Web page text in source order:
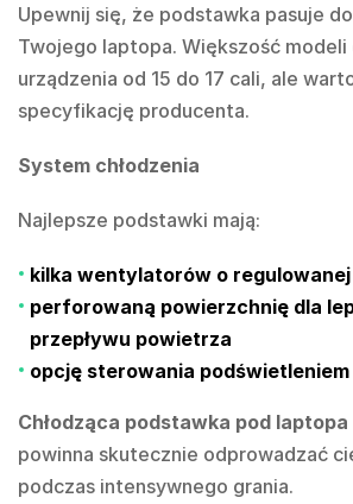
Upewnij się, że podstawka pasuje
Twojego laptopa. Większość modeli
urządzenia od 15 do 17 cali, ale
specyfikację producenta.
System chłodzenia
Najlepsze podstawki mają:
kilka wentylatorów o
perforowaną powierzchnię dla
przepływu powietrza
opcję sterowania
Chłodząca podstawka pod
powinna skutecznie odprowadzać
podczas intensywnego grania.